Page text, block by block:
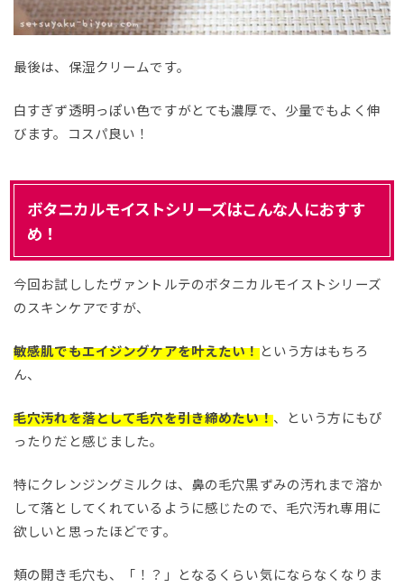
最後は、保湿クリームです。
白すぎず透明っぽい色ですがとても濃厚で、少量でもよく伸
びます。コスパ良い！
ボタニカルモイストシリーズはこんな人におすす
め！
今回お試ししたヴァントルテのボタニカルモイストシリーズ
のスキンケアですが、
敏感肌でもエイジングケアを叶えたい！という方はもちろ
ん、
毛穴汚れを落として毛穴を引き締めたい！、という方にもぴ
ったりだと感じました。
特にクレンジングミルクは、鼻の毛穴黒ずみの汚れまで溶か
して落としてくれているように感じたので、毛穴汚れ専用に
欲しいと思ったほどです。
頬の開き毛穴も、「！？」となるくらい気にならなくなりま